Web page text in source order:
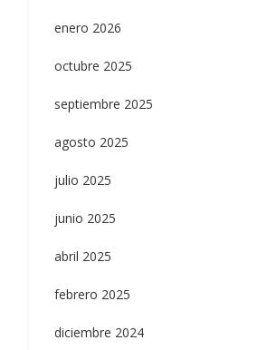
enero 2026
octubre 2025
septiembre 2025
agosto 2025
julio 2025
junio 2025
abril 2025
febrero 2025
diciembre 2024